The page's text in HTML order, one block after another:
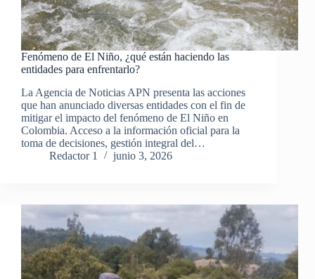
Fenómeno de El Niño, ¿qué están haciendo las
entidades para enfrentarlo?
La Agencia de Noticias APN presenta las acciones
que han anunciado diversas entidades con el fin de
mitigar el impacto del fenómeno de El Niño en
Colombia. Acceso a la información oficial para la
toma de decisiones, gestión integral del…
Redactor 1
junio 3, 2026